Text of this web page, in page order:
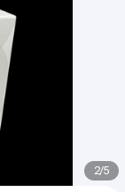
2/5